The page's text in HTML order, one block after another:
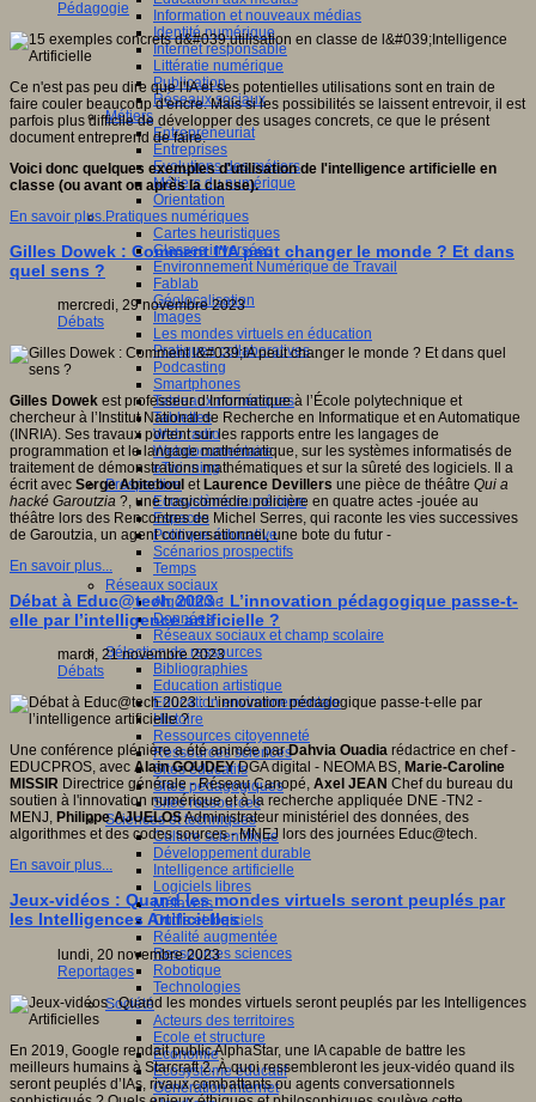
Information et nouveaux médias
Identité numérique
Internet responsable
Littératie numérique
Publication
Réseaux sociaux
Métiers
Entrepreneuriat
Entreprises
Evolutions des métiers
Métiers du numérique
Orientation
Pratiques numériques
Cartes heuristiques
Classes inversées
Environnement Numérique de Travail
Fablab
Géolocalisation
Images
Les mondes virtuels en éducation
Pratiques collaboratives
Podcasting
Smartphones
Tableaux numériques
Tablettes
Web radio
Webdocumentaire
eTwinning
Prospective
Ecosystème numérique
Espaces
Politique éducative
Scénarios prospectifs
Temps
Réseaux sociaux
Algorithme
Données
Réseaux sociaux et champ scolaire
Sélection de ressources
Bibliographies
Education artistique
Education environnementale
Histoire
Ressources citoyenneté
Ressources sciences
Sites éducatifs
Sites pédagogiques
Sites ressources
Sciences et techniques
Culture scientifique
Développement durable
Intelligence artificielle
Logiciels libres
Métavers
Outils et logiciels
Réalité augmentée
Ressources sciences
Robotique
Technologies
Société
Acteurs des territoires
Ecole et structure
Economie
Ecosystème éducatif
Génération internet
Pédagogie
Ce n'est pas peu dire que l'IA et ses potentielles utilisations sont en train de
faire couler beaucoup d'encre. Mais si les possibilités se laissent entrevoir, il est
parfois plus difficile de développer des usages concrets, ce que le présent
document entreprend de faire.
Voici donc quelques exemples d'utilisation de l'intelligence artificielle en
classe (ou avant ou après la classe).
En savoir plus...
Gilles Dowek : Comment l'IA peut changer le monde ? Et dans
quel sens ?
mercredi, 29 novembre 2023
Débats
Gilles Dowek est professeur d’Informatique à l’École polytechnique et
chercheur à l’Institut National de Recherche en Informatique et en Automatique
(INRIA). Ses travaux portent sur les rapports entre les langages de
programmation et le langage mathématique, sur les systèmes informatisés de
traitement de démonstrations mathématiques et sur la sûreté des logiciels. Il a
écrit avec Serge Abiteboul et Laurence Devillers une pièce de théâtre Qui a
hacké Garoutzia ?, une tragicomédie policière en quatre actes -jouée au
théâtre lors des Rencontres de Michel Serres, qui raconte les vies successives
de Garoutzia, un agent conversationnel, une bote du futur -
En savoir plus...
Débat à Educ@tech 2023 : L’innovation pédagogique passe-t-
elle par l’intelligence artificielle ?
mardi, 21 novembre 2023
Débats
Une conférence plénière a été animée parDahvia Ouadia rédactrice en chef -
EDUCPROS, avec Alain GOUDEYDGA digital - NEOMA BS, Marie-Caroline
MISSIR Directrice générale - Réseau Canopé, Axel JEAN Chef du bureau du
soutien à l'innovation numérique et à la recherche appliquée DNE -TN2 -
MENJ, Philippe AJUELOSAdministrateur ministériel des données, des
algorithmes et des codes sources - MNEJ lors des journées Educ@tech.
En savoir plus...
Jeux-vidéos : Quand les mondes virtuels seront peuplés par
les Intelligences Artificielles
lundi, 20 novembre 2023
Reportages
En 2019, Google rendait public AlphaStar, une IA capable de battre les
meilleurs humains à Starcraft 2. À quoi ressembleront les jeux-vidéo quand ils
seront peuplés d’IAs, rivaux combattants ou agents conversationnels